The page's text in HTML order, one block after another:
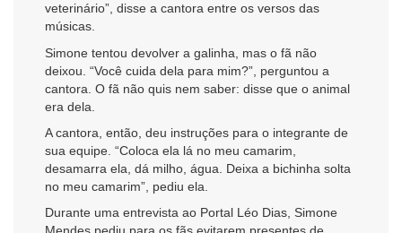
veterinário”, disse a cantora entre os versos das
músicas.
Simone tentou devolver a galinha, mas o fã não
deixou. “Você cuida dela para mim?”, perguntou a
cantora. O fã não quis nem saber: disse que o animal
era dela.
A cantora, então, deu instruções para o integrante de
sua equipe. “Coloca ela lá no meu camarim,
desamarra ela, dá milho, água. Deixa a bichinha solta
no meu camarim”, pediu ela.
Durante uma entrevista ao Portal Léo Dias, Simone